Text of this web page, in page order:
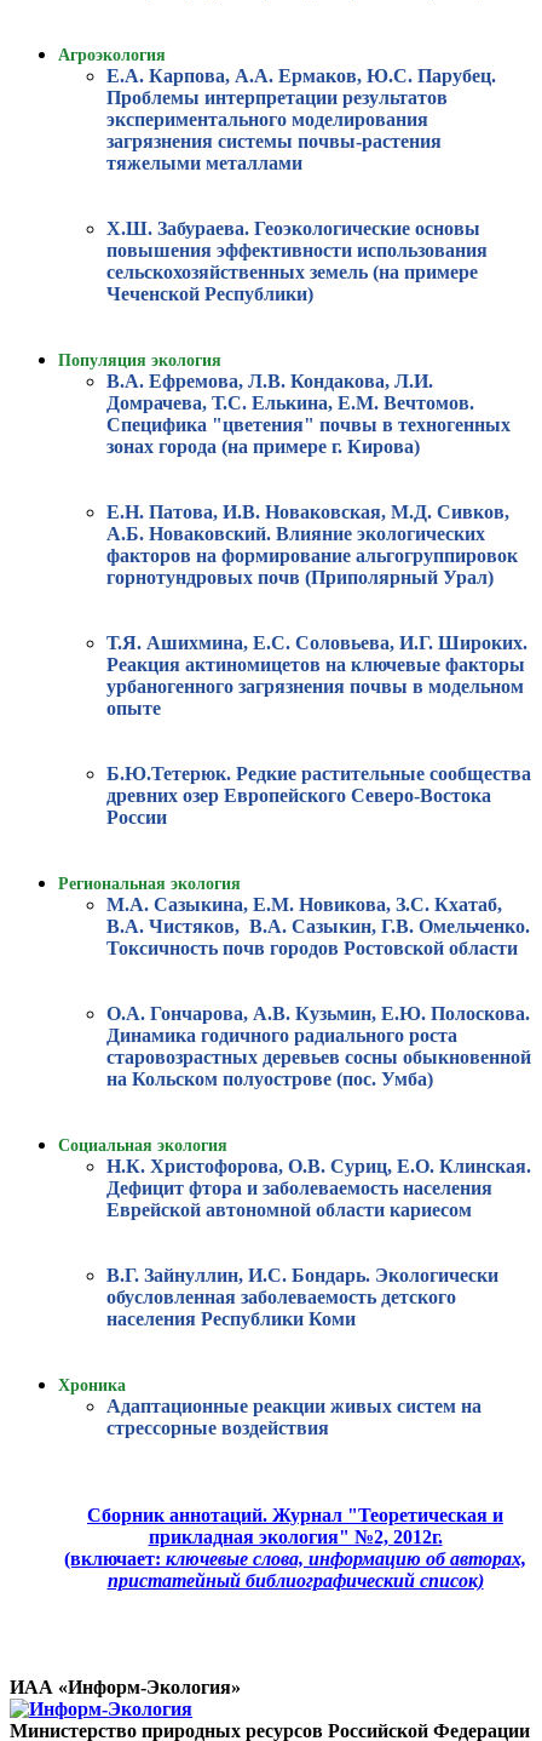
Агроэкология
Е.А. Карпова, А.А. Ермаков, Ю.С. Парубец.
Проблемы интерпретации результатов
экспериментального моделирования
загрязнения системы почвы-растения
тяжелыми металлами
Х.Ш. Забураева. Геоэкологические основы
повышения эффективности использования
сельскохозяйственных земель (на примере
Чеченской Республики)
Популяция экология
В.А. Ефремова, Л.В. Кондакова, Л.И.
Домрачева, Т.С. Елькина, Е.М. Вечтомов.
Специфика "цветения" почвы в техногенных
зонах города (на примере г. Кирова)
Е.Н. Патова, И.В. Новаковская, М.Д. Сивков,
А.Б. Новаковский. Влияние экологических
факторов на формирование альгогруппировок
горнотундровых почв (Приполярный Урал)
Т.Я. Ашихмина, Е.С. Соловьева, И.Г. Широких.
Реакция актиномицетов на ключевые факторы
урбаногенного загрязнения почвы в модельном
опыте
Б.Ю.Тетерюк. Редкие растительные сообщества
древних озер Европейского Северо-Востока
России
Региональная экология
М.А. Сазыкина, Е.М. Новикова, З.С. Кхатаб,
В.А. Чистяков, В.А. Сазыкин, Г.В. Омельченко.
Токсичность почв городов Ростовской области
О.А. Гончарова, А.В. Кузьмин, Е.Ю. Полоскова.
Динамика годичного радиального роста
старовозрастных деревьев сосны обыкновенной
на Кольском полуострове (пос. Умба)
Социальная экология
Н.К. Христофорова, О.В. Суриц, Е.О. Клинская.
Дефицит фтора и заболеваемость населения
Еврейской автономной области кариесом
В.Г. Зайнуллин, И.С. Бондарь. Экологически
обусловленная заболеваемость детского
населения Республики Коми
Хроника
Адаптационные реакции живых систем на
стрессорные воздействия
Сборник аннотаций. Журнал "Теоретическая и
прикладная экология" №2, 2012г.
(включает: ключевые слова, информацию об авторах,
пристатейный библиографический список)
ИАА «Информ-Экология»
Министерство природных ресурсов Российской Федерации